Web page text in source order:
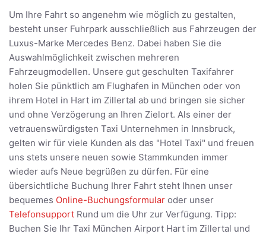
Um Ihre Fahrt so angenehm wie möglich zu gestalten,
besteht unser Fuhrpark ausschließlich aus Fahrzeugen der
Luxus-Marke Mercedes Benz. Dabei haben Sie die
Auswahlmöglichkeit zwischen mehreren
Fahrzeugmodellen. Unsere gut geschulten Taxifahrer
holen Sie pünktlich am Flughafen in München oder von
ihrem Hotel in Hart im Zillertal ab und bringen sie sicher
und ohne Verzögerung an Ihren Zielort. Als einer der
vetrauenswürdigsten Taxi Unternehmen in Innsbruck,
gelten wir für viele Kunden als das "Hotel Taxi" und freuen
uns stets unsere neuen sowie Stammkunden immer
wieder aufs Neue begrüßen zu dürfen. Für eine
übersichtliche Buchung Ihrer Fahrt steht Ihnen unser
bequemes Online-Buchungsformular oder unser
Telefonsupport Rund um die Uhr zur Verfügung. Tipp:
Buchen Sie Ihr Taxi München Airport Hart im Zillertal und